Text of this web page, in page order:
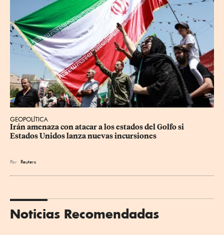
GEOPOLÍTICA
Irán amenaza con atacar a los estados del Golfo si
Estados Unidos lanza nuevas incursiones
Por Reuters
Noticias Recomendadas